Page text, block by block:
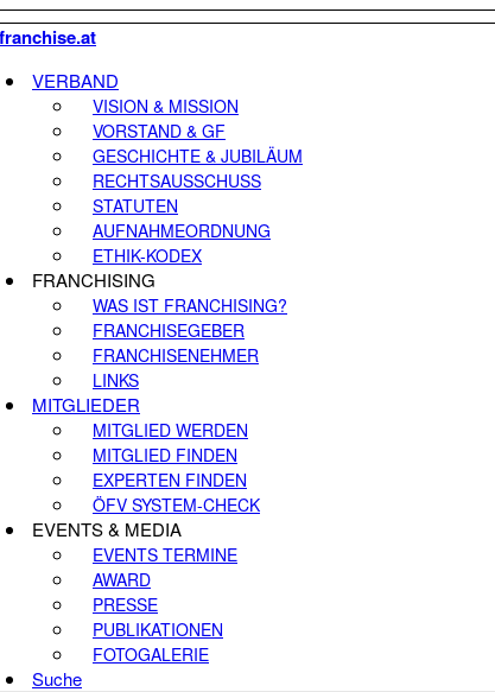
VERBAND
VISION & MISSION
VORSTAND & GF
GESCHICHTE & JUBILÄUM
RECHTSAUSSCHUSS
STATUTEN
AUFNAHMEORDNUNG
ETHIK-KODEX
FRANCHISING
WAS IST FRANCHISING?
FRANCHISEGEBER
FRANCHISENEHMER
LINKS
MITGLIEDER
MITGLIED WERDEN
MITGLIED FINDEN
EXPERTEN FINDEN
ÖFV SYSTEM-CHECK
EVENTS & MEDIA
EVENTS TERMINE
AWARD
PRESSE
PUBLIKATIONEN
FOTOGALERIE
Suche